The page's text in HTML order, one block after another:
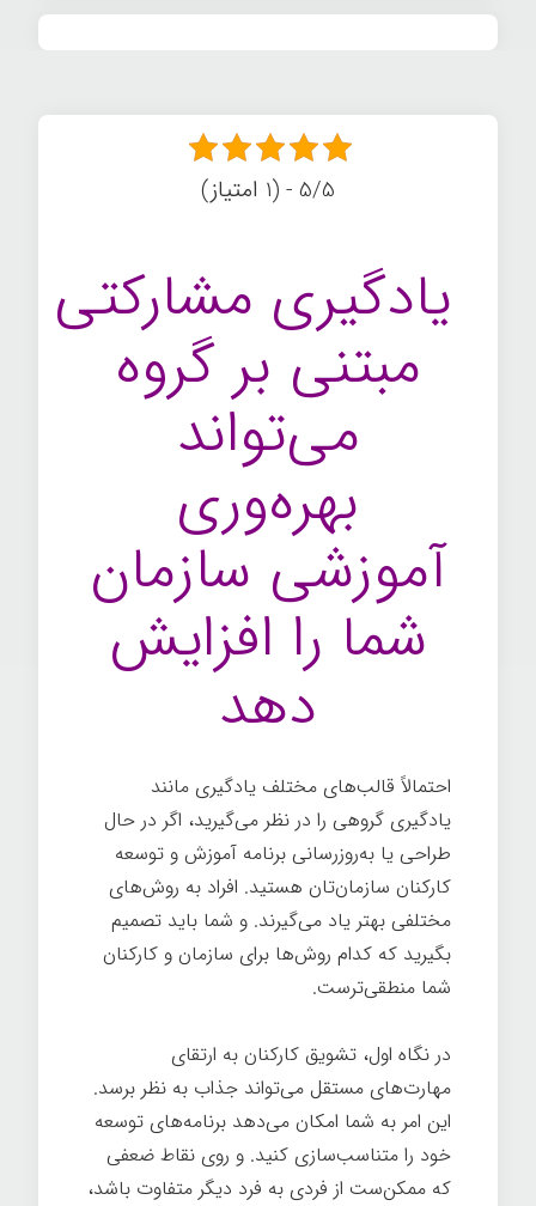
5/5 - (1 امتیاز)
یادگیری مشارکتی
مبتنی بر گروه
می‌تواند
بهره‌وری
آموزشی سازمان
شما را افزایش
دهد
احتمالاً قالب‌های مختلف یادگیری مانند
یادگیری گروهی را در نظر می‌گیرید، اگر در حال
طراحی یا به‌روزرسانی برنامه آموزش و توسعه
کارکنان سازمان‌تان هستید. افراد به روش‌های
مختلفی بهتر یاد می‌گیرند. و شما باید تصمیم
بگیرید که کدام روش‌ها برای سازمان و کارکنان
شما منطقی‌ترست.
در نگاه اول، تشویق کارکنان به ارتقای
مهارت‌های مستقل می‌تواند جذاب به نظر برسد.
این امر به شما امکان می‌دهد برنامه‌های توسعه
خود را متناسب‌سازی کنید. و روی نقاط ضعفی
که ممکن‌ست از فردی به فرد دیگر متفاوت باشد،